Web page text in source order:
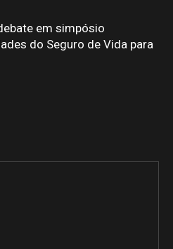
em simpósio
do Seguro de Vida para